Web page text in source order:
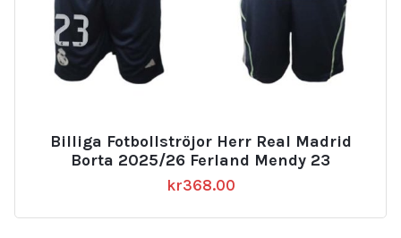
Billiga Fotbollströjor Herr Real Madrid
Borta 2025/26 Ferland Mendy 23
kr368.00